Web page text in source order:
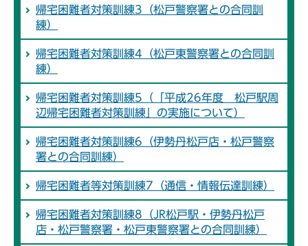
帰宅困難者対策訓練3（松戸警察署との合同訓
練）
帰宅困難者対策訓練4（松戸東警察署との合同訓
練）
帰宅困難者対策訓練5（「平成26年度 松戸駅周
辺帰宅困難者対策訓練」の実施について）
帰宅困難者対策訓練6（伊勢丹松戸店・松戸警察
署との合同訓練）
帰宅困難者等対策訓練7（通信・情報伝達訓練）
帰宅困難者対策訓練8（JR松戸駅・伊勢丹松戸
店・松戸警察署・松戸東警察署との合同訓練）